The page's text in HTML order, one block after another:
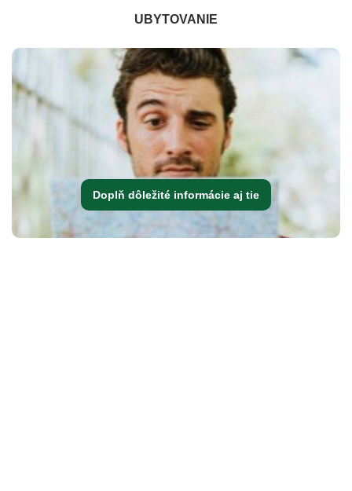
UBYTOVANIE
Doplň dôležité informácie aj tie